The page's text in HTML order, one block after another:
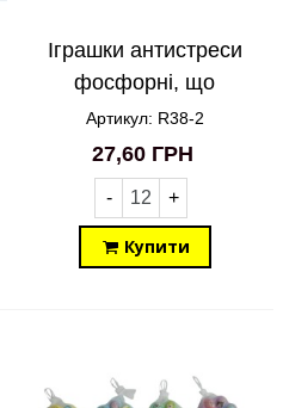
Іграшки антистреси
фосфорні, що
світиться R38-2
Артикул: R38-2
27,60 ГРН
- +
Купити